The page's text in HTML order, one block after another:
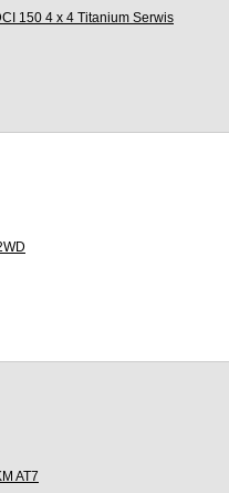
150 4 x 4 Titanium Serwis
AT7